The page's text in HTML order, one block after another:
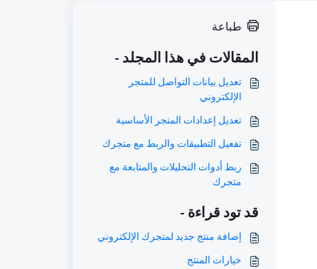
طباعة
المقالات في هذا المجلد -
تعديل بيانات التواصل للمتجر
الإلكتروني
تعديل إعدادات المتجر الأساسية
تفعيل التطبيقات والربط مع متجرك
ربط أدوات التحليلات والمتابعة مع
متجرك
قد تود قراءة -
إضافة منتج جديد لمتجرك الإلكتروني
خيارات المنتج